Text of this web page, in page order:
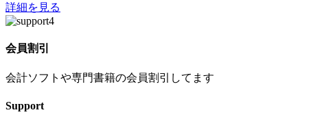
詳細を見る
会員割引
会計ソフトや専門書籍の会員割引してます
Support